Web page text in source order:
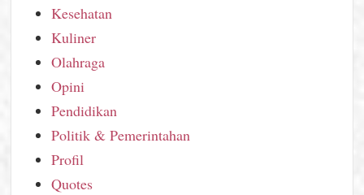
Kesehatan
Kuliner
Olahraga
Opini
Pendidikan
Politik & Pemerintahan
Profil
Quotes